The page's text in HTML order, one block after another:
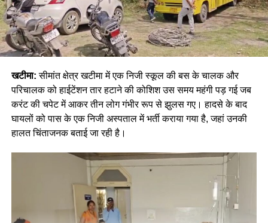
खटीमा: सीमांत क्षेत्र खटीमा में एक निजी स्कूल की बस के चालक और
परिचालक को हाईटेंशन तार हटाने की कोशिश उस समय महंगी पड़ गई जब
करंट की चपेट में आकर तीन लोग गंभीर रूप से झुलस गए। हादसे के बाद
घायलों को पास के एक निजी अस्पताल में भर्ती कराया गया है, जहां उनकी
हालत चिंताजनक बताई जा रही है।